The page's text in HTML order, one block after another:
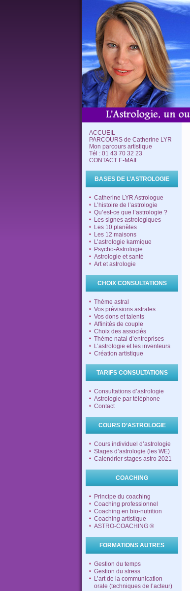
ACCUEIL
PARCOURS de Catherine LYR
Mon parcours artistique
Tél : 01 43 70 32 23
CONTACT E-MAIL
BASES DE L’ASTROLOGIE
Catherine LYR Astrologue
L’histoire de l’astrologie
Qu’est-ce que l’astrologie ?
Les signes astrologiques
Les 10 planètes
Les 12 maisons
L’astrologie karmique
Psycho-Astrologie
Astrologie et santé
Art et astrologie
CHOIX CONSULTATIONS
Thème astral
Vos prévisions astrales
Vos dons et talents
Affinités de couple
Choix des associés
Thème natal d’entreprises
L’astrologie et les inventeurs
Création artistique
TARIFS CONSULTATIONS
Consultations d’astrologie
Astrologie par téléphone
Contact
COURS D’ASTROLOGIE
Cours individuel d’astrologie
Stages d’astrologie (les WE)
Calendrier stages astro 2021
COACHING
Principe du coaching
Coaching professionnel
Coaching en bio-nutrition
Coaching artistique
ASTRO-COACHING ®
FORMATIONS AUTRES
Gestion du temps
Gestion du stress
L’art de la communication
orale (techniques de l’acteur)